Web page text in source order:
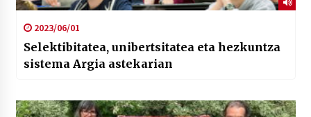
2023/06/01
Selektibitatea, unibertsitatea eta hezkuntza
sistema Argia astekarian